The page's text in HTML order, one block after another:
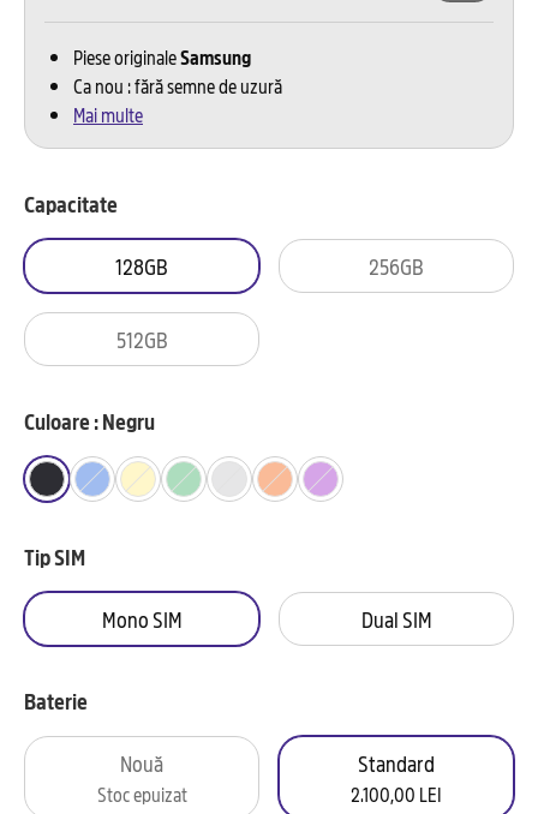
Piese originaleSamsung
Ca nou : fără semne de uzură
Mai multe
Capacitate
128GB 256GB
512GB
Culoare : Negru
Tip SIM
Mono SIM Dual SIM
Baterie
Nouă
Stoc epuizat
Standard
2.100,00 LEI